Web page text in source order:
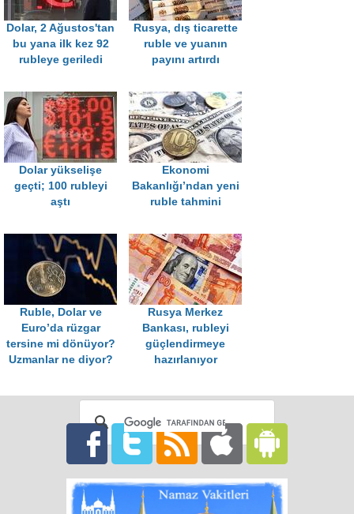
Dolar, 2 Ağustos'tan
bu yana ilk kez 92
rubleye geriledi
Rusya, dış ticarette
ruble ve yuanın
payını artırdı
Dolar yükselişe
geçti; 100 rubleyi
aştı
Ekonomi
Bakanlığı’ndan yeni
ruble tahmini
Ruble, Dolar ve
Euro’da rüzgar
tersine mi dönüyor?
Uzmanlar ne diyor?
Rusya Merkez
Bankası, rubleyi
güçlendirmeye
hazırlanıyor